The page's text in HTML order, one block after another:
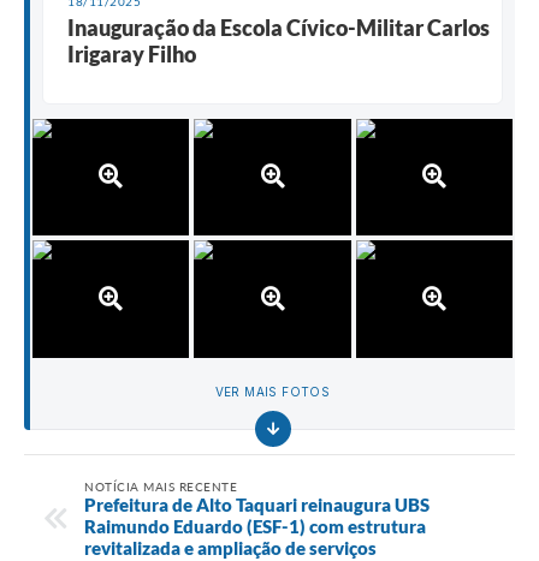
Inauguração da Escola Cívico-Militar Carlos
Irigaray Filho
VER MAIS FOTOS
NOTÍCIA MAIS RECENTE
Prefeitura de Alto Taquari reinaugura UBS
Raimundo Eduardo (ESF-1) com estrutura
revitalizada e ampliação de serviços